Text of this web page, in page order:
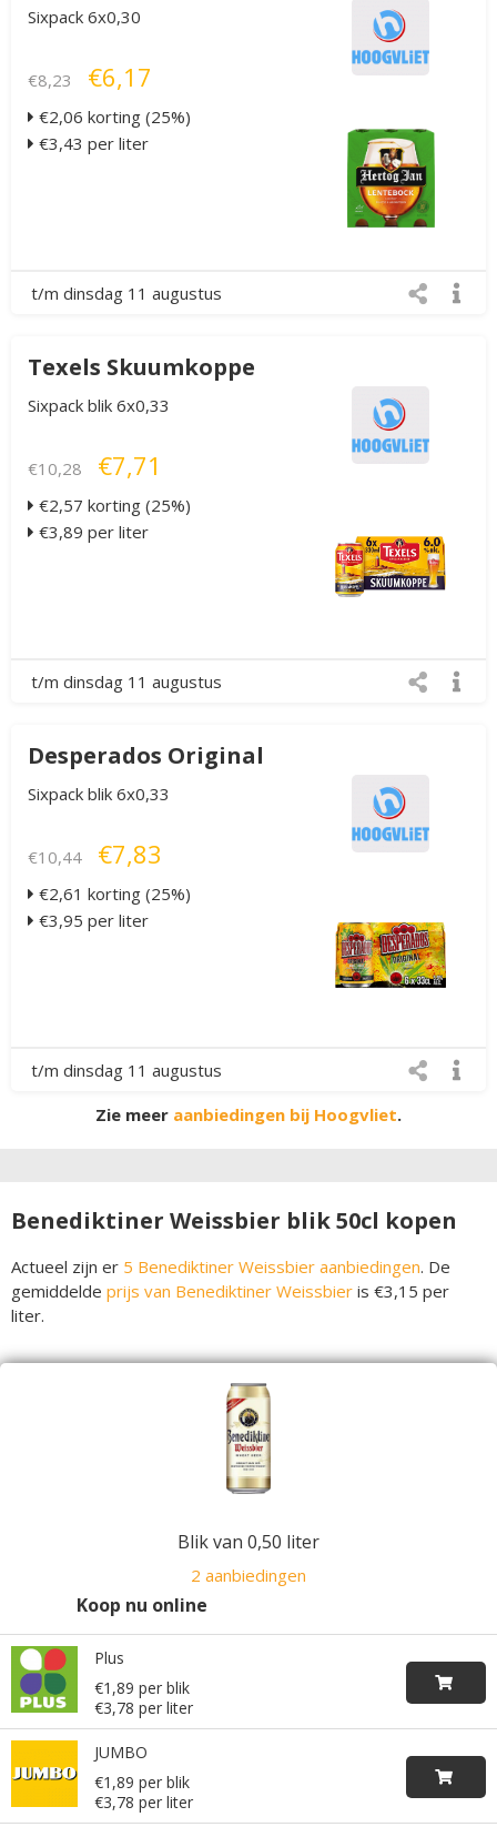
Sixpack 6x0,30
€8,23 €6,17
€2,06 korting (25%)
€3,43 per liter
t/m dinsdag 11 augustus
Texels Skuumkoppe
Sixpack blik 6x0,33
€10,28 €7,71
€2,57 korting (25%)
€3,89 per liter
t/m dinsdag 11 augustus
Desperados Original
Sixpack blik 6x0,33
€10,44 €7,83
€2,61 korting (25%)
€3,95 per liter
t/m dinsdag 11 augustus
Zie meer aanbiedingen bij Hoogvliet.
Benediktiner Weissbier blik 50cl kopen
Actueel zijn er 5 Benediktiner Weissbier aanbiedingen. De
gemiddelde prijs van Benediktiner Weissbier is €3,15 per
liter.
Blik van 0,50 liter
2 aanbiedingen
Koop nu online
Plus
€1,89 per blik
€3,78 per liter
JUMBO
€1,89 per blik
€3,78 per liter